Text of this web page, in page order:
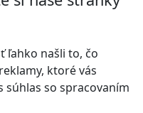
ľahko našli to, čo
ktoré vás
súhlas so spracovaním